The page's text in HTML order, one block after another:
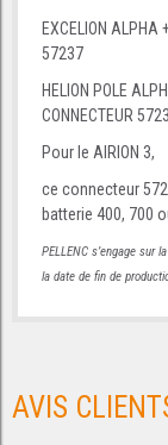
EXCELION ALPHA
57237
HELION POLE
CONNECTEUR
Pour le AIRION 3,
ce connecteur
batterie 400, 700
PELLENC s’engage sur
la date de fin de
AVIS